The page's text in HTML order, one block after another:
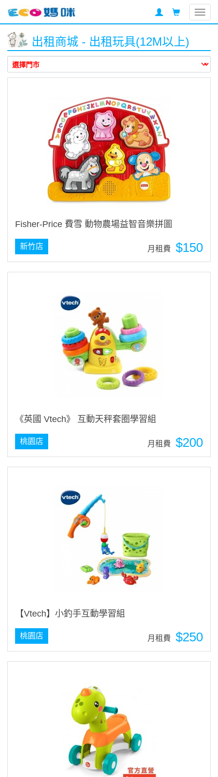
出租商城 - 出租玩具(12M以上)
Fisher-Price 費雪 動物農場益智音樂拼圖
$150
月租費
新竹店
《英國 Vtech》 互動天秤套圈學習組
$200
月租費
桃園店
【Vtech】小釣手互動學習組
$250
月租費
桃園店